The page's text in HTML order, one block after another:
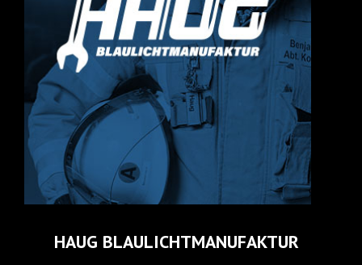
BLAULICHTMANUFAKTUR